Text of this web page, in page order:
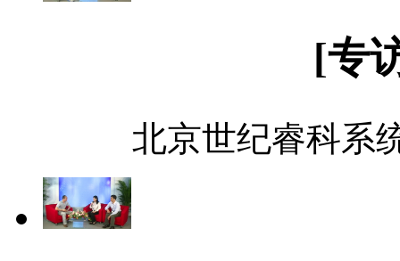
[专
北京世纪睿科系